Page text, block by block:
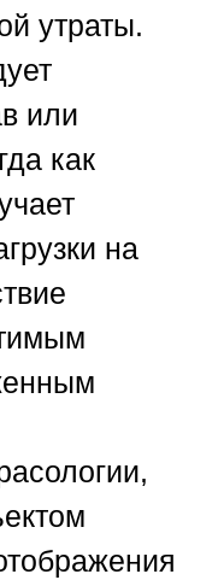
утраты.
или
как
на